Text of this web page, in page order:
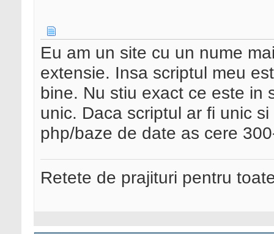
Eu am un site cu un nume
extensie. Insa scriptul meu
bine. Nu stiu exact ce este in
unic. Daca scriptul ar fi unic
php/baze de date as cere
Retete de prajituri pentru